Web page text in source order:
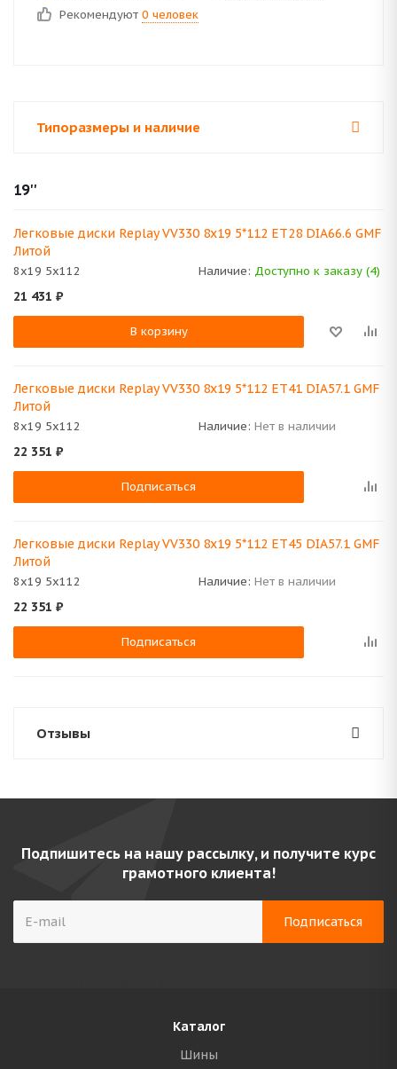
Рекомендуют 0 человек
Типоразмеры и наличие
19''
Легковые диски Replay VV330 8x19 5*112 ET28 DIA66.6 GMF
Литой
8x19 5x112 Наличие: Доступно к заказу (4)
21 431 ₽
В корзину
Легковые диски Replay VV330 8x19 5*112 ET41 DIA57.1 GMF
Литой
8x19 5x112 Наличие: Нет в наличии
22 351 ₽
Подписаться
Легковые диски Replay VV330 8x19 5*112 ET45 DIA57.1 GMF
Литой
8x19 5x112 Наличие: Нет в наличии
22 351 ₽
Подписаться
Отзывы
Подпишитесь на нашу рассылку, и получите курс
грамотного клиента!
Каталог
Шины